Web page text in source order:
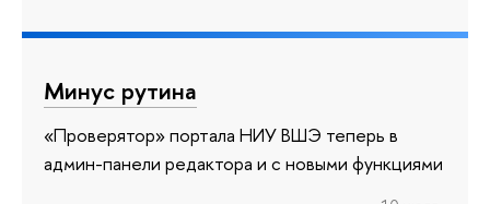
Минус рутина
«Проверятор» портала НИУ ВШЭ теперь в
админ-панели редактора и с новыми функциями